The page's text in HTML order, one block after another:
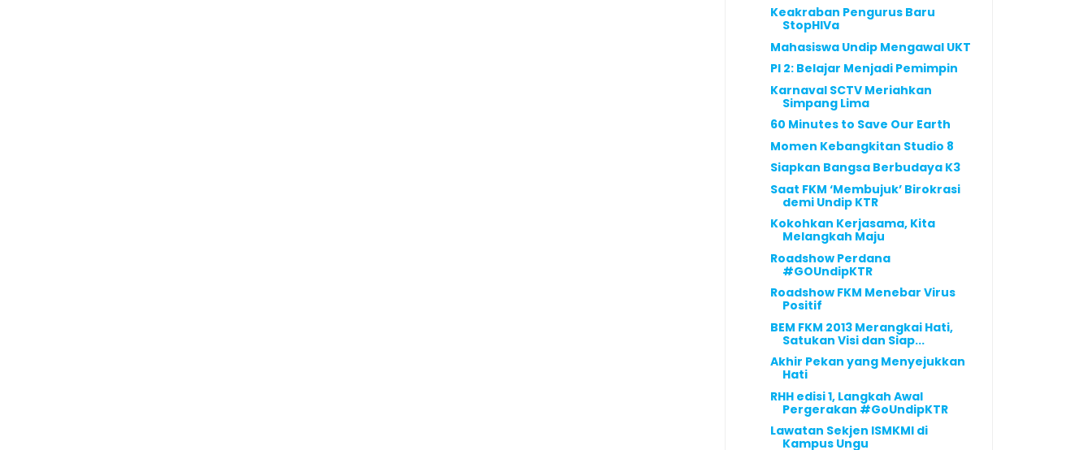
Keakraban Pengurus Baru
StopHIVa
Mahasiswa Undip Mengawal UKT
PI 2: Belajar Menjadi Pemimpin
Karnaval SCTV Meriahkan
Simpang Lima
60 Minutes to Save Our Earth
Momen Kebangkitan Studio 8
Siapkan Bangsa Berbudaya K3
Saat FKM ‘Membujuk’ Birokrasi
demi Undip KTR
Kokohkan Kerjasama, Kita
Melangkah Maju
Roadshow Perdana
#GOUndipKTR
Roadshow FKM Menebar Virus
Positif
BEM FKM 2013 Merangkai Hati,
Satukan Visi dan Siap...
Akhir Pekan yang Menyejukkan
Hati
RHH edisi 1, Langkah Awal
Pergerakan #GoUndipKTR
Lawatan Sekjen ISMKMI di
Kampus Ungu